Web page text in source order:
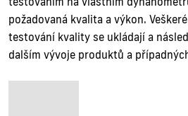
požadovaná kvalita a výkon.
testování kvality se ukládají a
dalším vývoje produktů a